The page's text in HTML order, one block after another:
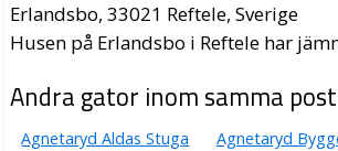
Erlandsbo, 33021 Reftele, Sverige
Husen på Erlandsbo i Reftele har
Andra gator inom samma
Agnetaryd Aldas Stuga Agnetaryd